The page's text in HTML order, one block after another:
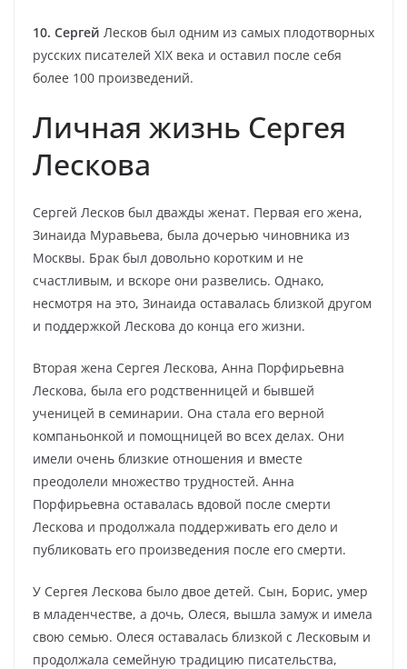
10. Сергей Лесков был одним из самых плодотворных
русских писателей XIX века и оставил после себя
более 100 произведений.
Личная жизнь Сергея
Лескова
Сергей Лесков был дважды женат. Первая его жена,
Зинаида Муравьева, была дочерью чиновника из
Москвы. Брак был довольно коротким и не
счастливым, и вскоре они развелись. Однако,
несмотря на это, Зинаида оставалась близкой другом
и поддержкой Лескова до конца его жизни.
Вторая жена Сергея Лескова, Анна Порфирьевна
Лескова, была его родственницей и бывшей
ученицей в семинарии. Она стала его верной
компаньонкой и помощницей во всех делах. Они
имели очень близкие отношения и вместе
преодолели множество трудностей. Анна
Порфирьевна оставалась вдовой после смерти
Лескова и продолжала поддерживать его дело и
публиковать его произведения после его смерти.
У Сергея Лескова было двое детей. Сын, Борис, умер
в младенчестве, а дочь, Олеся, вышла замуж и имела
свою семью. Олеся оставалась близкой с Лесковым и
продолжала семейную традицию писательства,